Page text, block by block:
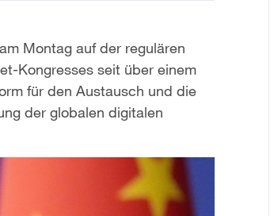
Montag auf der regulären
Kongresses seit über einem
für den Austausch und die
der globalen digitalen